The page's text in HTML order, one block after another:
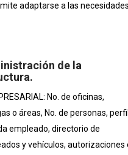
adaptarse a las
de la
No. de oficinas,
o áreas, No. de personas, perfil
empleado, directorio de
y vehículos, autorizaciones